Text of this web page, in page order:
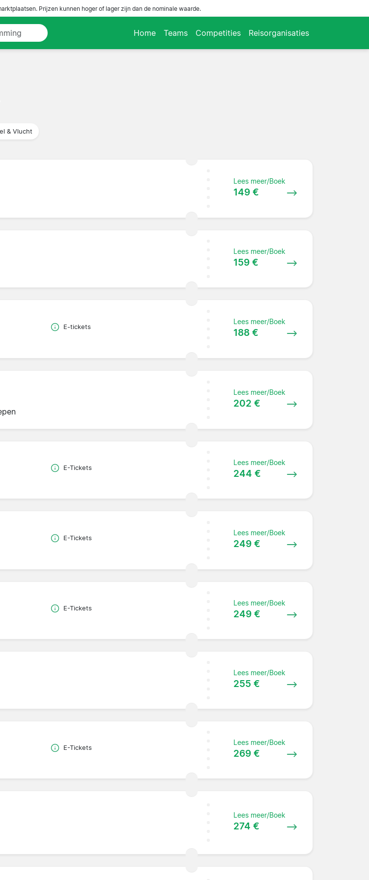
Prijzen kunnen hoger of lager zijn dan de nominale waarde.
Home Teams Competities Reisorganisaties
& Vlucht
Lees meer/Boek
149 €
Lees meer/Boek
159 €
E-tickets
Lees meer/Boek
188 €
Lees meer/Boek
202 €
E-Tickets
Lees meer/Boek
244 €
E-Tickets
Lees meer/Boek
249 €
E-Tickets
Lees meer/Boek
249 €
Lees meer/Boek
255 €
E-Tickets
Lees meer/Boek
269 €
Lees meer/Boek
274 €